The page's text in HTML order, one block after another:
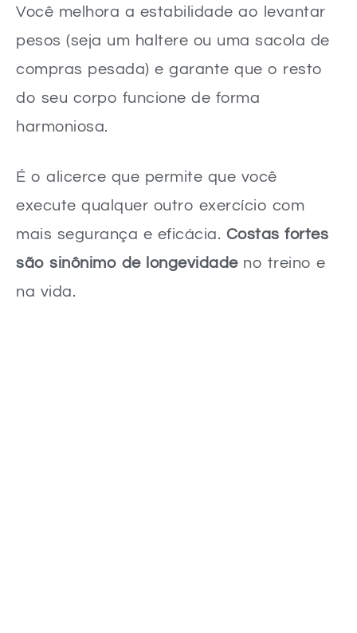
Você melhora a estabilidade ao levantar
pesos (seja um haltere ou uma sacola de
compras pesada) e garante que o resto
do seu corpo funcione de forma
harmoniosa.
É o alicerce que permite que você
execute qualquer outro exercício com
mais segurança e eficácia. Costas fortes
são sinônimo de longevidadeno treino e
na vida.